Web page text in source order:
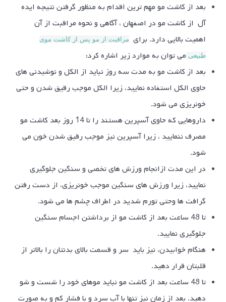
بعد از کاشت مو مهم ترین اقدام به منظور گرفتن نتیجه ایده
آل از کاشت مو در اصفهان ، آگاهی و نحوه مراقبت از آن
اهمیت بالایی دارد. برای مراقبت از مو پس از کاشت موی
طبیعی می توان به موارد زیر اشاره کرد:
بعد از کاشت مو به مدت سه روز نباید از الکل و نوشیدنی های
حاوی الکل استفاده نمایید، زیرا الکل موجب رقیق شدن و حتی
خونریزی می شود.
داروهایی که حاوی آسپرین هستند را تا 14 روز بعد کاشت مو
مصرف ننمایید ، زیرا آسپرین نیز موجب رقیق شدن خون می
شود.
در این مدت ازانجام ورزش های تخصی و سنگین جلوگیری
نمایید، زیرا ورزش های سنگین موجب خونریزی، از دست رفتن
گرافت ها وحتی تورم شدید در اطراف چشم ها می شود.
تا 48 ساعت بعد از کاشت مو از برداشتن اجسام سنگین
جلوگیری نمایید.
هنگام خوابیدن، نیز باید سر و قسمت بالای بدنتان را بالاتر از
قلبتان قرار دهید.
تا 48 ساعت بعد از کاشت مو نباید موهای خود را شست و شو
دهید. بعد از زمان نیز تنها با آب سرد و با فشار کم و به صورت